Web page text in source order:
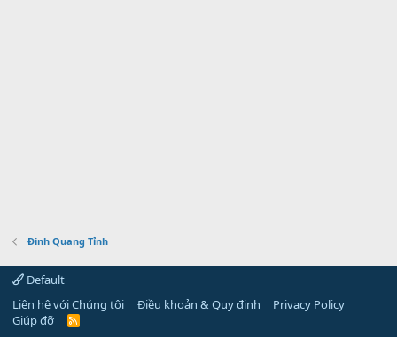
Đinh Quang Tỉnh
Default
Liên hệ với Chúng tôi
Điều khoản & Quy định
Privacy Policy
Giúp đỡ
R